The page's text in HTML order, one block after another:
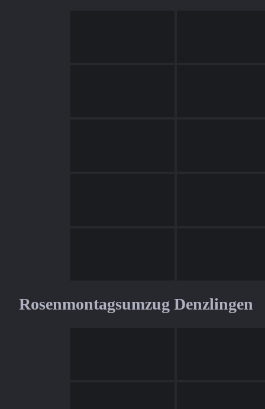
Rosenmontagsumzug Denzlingen